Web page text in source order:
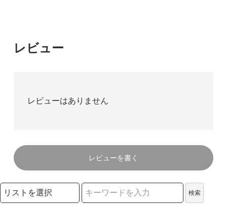
レビュー
レビューはありません
レビューを書く
検索リストの選択
検索